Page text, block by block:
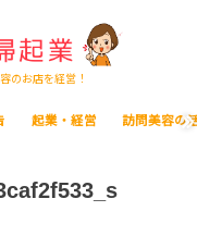
のお店を経営！
起業・経営 訪問美容の